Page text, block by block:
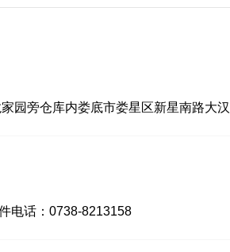
园旁仓库内娄底市娄星区新星南路大
电话：0738-8213158